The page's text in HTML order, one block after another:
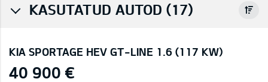
KASUTATUD AUTOD (17)
KIA SPORTAGE HEV GT-LINE 1.6 (117 KW)
40 900 €